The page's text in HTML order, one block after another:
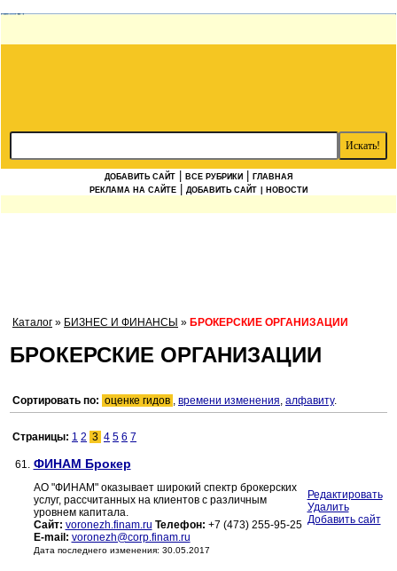
ДОБАВИТЬ САЙТ ВСЕ РУБРИКИ
ГЛАВНАЯ
РЕКЛАМА НА САЙТЕ
ДОБАВИТЬ САЙТ | НОВОСТИ
Каталог » БИЗНЕС И ФИНАНСЫ » БРОКЕРСКИЕ ОРГАНИЗАЦИИ
БРОКЕРСКИЕ ОРГАНИЗАЦИИ
Сортировать по: оценке гидов , времени изменения, алфавиту.
Страницы: 1 2 3 4 5 6 7
61. ФИНАМ Брокер
АО "ФИНАМ" оказывает широкий спектр брокерских
услуг, рассчитанных на клиентов с различным
уровнем капитала.
Сайт: voronezh.finam.ru Телефон: +7 (473) 255-95-25
E-mail: voronezh@corp.finam.ru
Дата последнего изменения: 30.05.2017
Редактировать
Удалить
Добавить сайт